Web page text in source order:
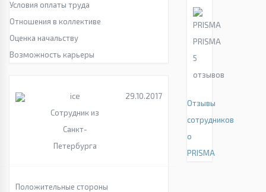
Условия оплаты труда
Отношения в коллективе
Оценка начальству
Возможность карьеры
ice
Сотрудник из
Санкт-
Петербурга
29.10.2017
Положительные стороны
PRISMA
5
отзывов
Отзывы
сотрудников
о
PRISMA